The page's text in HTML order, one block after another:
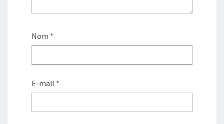
Nom *
E-mail *